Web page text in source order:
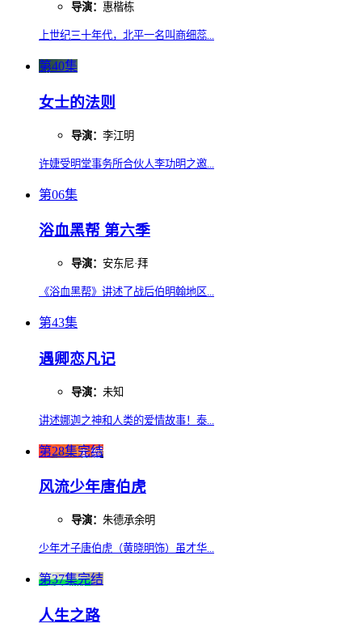
导演： 惠楷栋
上世纪三十年代，北平一名叫商细蕊...
第40集
女士的法则
导演： 李江明
许婕受明堂事务所合伙人李功明之邀...
第06集
浴血黑帮 第六季
导演： 安东尼·拜
《浴血黑帮》讲述了战后伯明翰地区...
第43集
遇卿恋凡记
导演： 未知
讲述娜迦之神和人类的爱情故事！泰...
第28集完结
风流少年唐伯虎
导演： 朱德承余明
少年才子唐伯虎（黄晓明饰）虽才华...
第37集完结
人生之路